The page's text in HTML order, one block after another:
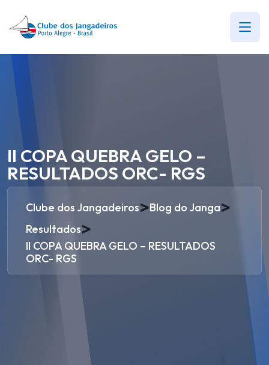
II COPA QUEBRA GELO –
RESULTADOS ORC- RGS
Clube dos Jangadeiros>Blog do Janga>
Resultados>
II COPA QUEBRA GELO – RESULTADOS
ORC- RGS